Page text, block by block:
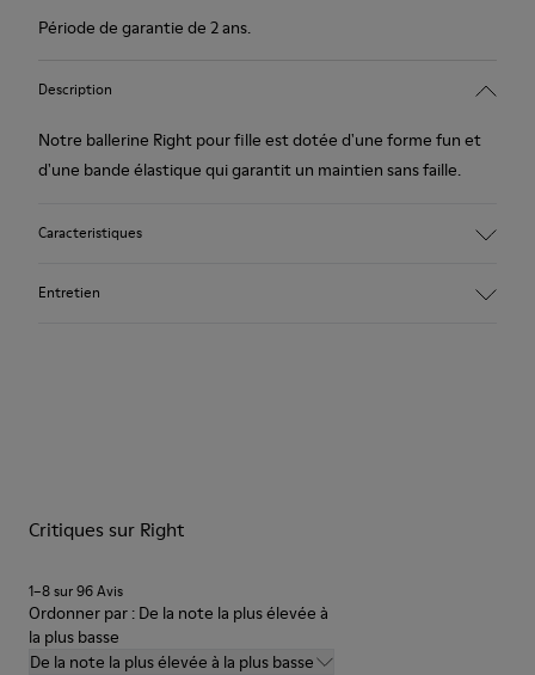
Période de garantie de 2 ans.
Description
Notre ballerine Right pour fille est dotée d'une forme fun et
d'une bande élastique qui garantit un maintien sans faille.
Caracteristiques
Entretien
Pour obtenir des instructions détaillées sur l’entretien de
des chaussures
Critiques sur Right
1–8 sur 96 Avis
Ordonner par : De la note la plus élevée à
la plus basse
De la note la plus élevée à la plus basse